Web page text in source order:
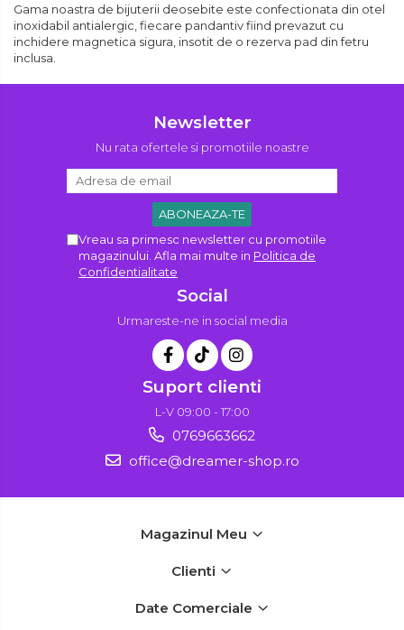
Gama noastra de bijuterii deosebite este confectionata din otel
inoxidabil antialergic, fiecare pandantiv fiind prevazut cu
inchidere magnetica sigura, insotit de o rezerva pad din fetru
inclusa.
Newsletter
Nu rata ofertele si promotiile noastre
Vreau sa primesc newsletter cu promotiile
magazinului. Afla mai multe in Politica de
Confidentialitate
Social
Urmareste-ne in social media
Suport clienti
L-V 09:00 - 17:00
0769663662
office@dreamer-shop.ro
Magazinul Meu
Clienti
Date Comerciale